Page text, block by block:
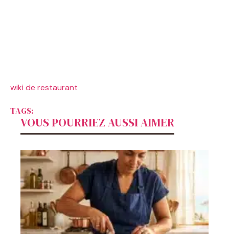
wiki de restaurant
TAGS:
VOUS POURRIEZ AUSSI AIMER